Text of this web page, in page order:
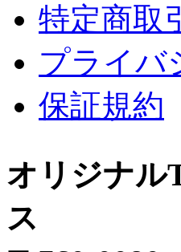
特定商取
プライバ
保証規約
オリジナル
ス